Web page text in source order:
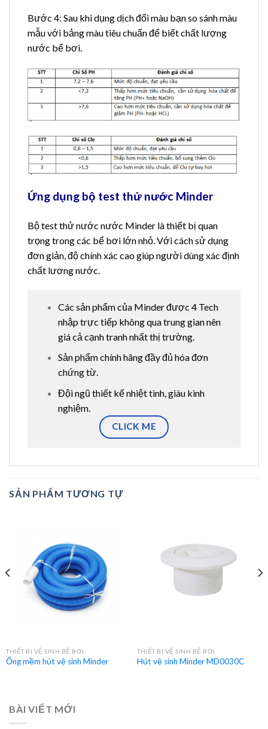
Bước 4: Sau khi dụng dịch đổi màu bạn so sánh màu
mẫu với bảng màu tiêu chuẩn để biết chất lượng
nước bể bơi.
Ứng dụng bộ test thử nước Minder
Bộ test thử nước nước Minder là thiết bị quan
trọng trong các bể bơi lớn nhỏ. Với cách sử dụng
đơn giản, độ chính xác cao giúp người dùng xác định
chất lương nước.
Các sản phẩm của Minder được 4 Tech
nhập trực tiếp không qua trung gian nên
giá cả cạnh tranh nhất thị trường.
Sản phẩm chính hãng đầy đủ hóa đơn
chứng từ.
Đội ngũ thiết kế nhiệt tình, giàu kinh
nghiệm.
CLICK ME
SẢN PHẨM TƯƠNG TỰ
THIẾT BỊ VỆ SINH BỂ BƠI
Ống mềm hút vệ sinh Minder
THIẾT BỊ VỆ SINH BỂ BƠI
Hút vệ sinh Minder MD0030C
BÀI VIẾT MỚI